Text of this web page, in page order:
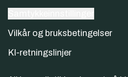
Vilkår og bruksbetingelser
KI-retningslinjer